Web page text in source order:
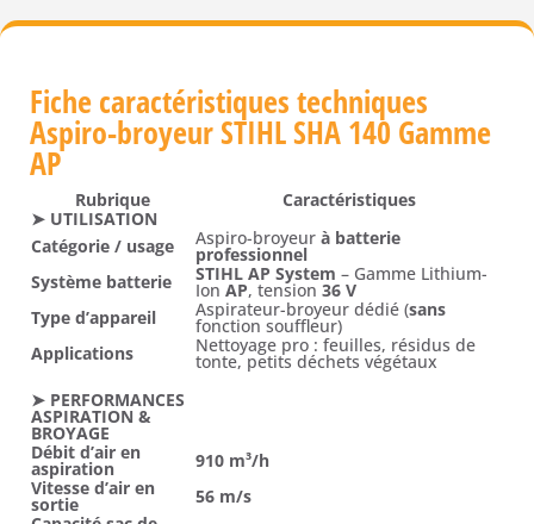
Fiche caractéristiques techniques
Aspiro-broyeur STIHL SHA 140 Gamme
AP
Rubrique
Caractéristiques
➤ UTILISATION
Catégorie / usage
Aspiro-broyeur à batterie
professionnel
Système batterie
STIHL AP System – Gamme Lithium-
Ion AP, tension 36 V
Type d’appareil
Aspirateur-broyeur dédié (sans
fonction souffleur)
Applications
Nettoyage pro : feuilles, résidus de
tonte, petits déchets végétaux
➤ PERFORMANCES
ASPIRATION &
BROYAGE
Débit d’air en
aspiration
910 m³/h
Vitesse d’air en
sortie
56 m/s